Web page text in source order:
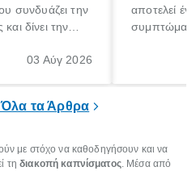
συνδυάζει την
δίνει την
μέρες
03 Αύγ 2026
αποτελεί
τα Άρθρα
με στόχο να καθοδηγήσουν και να
τηδιακοπή καπνίσματος. Μέσα από